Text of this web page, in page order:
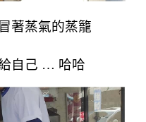
著蒸氣的蒸籠
自己 … 哈哈